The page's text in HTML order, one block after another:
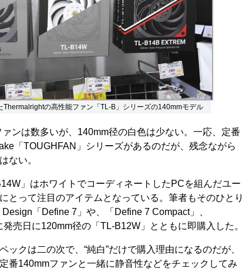
Thermalrightの高性能ファン「TL-B」シリーズの140mmモデル
ンは数多いが、140mm径の白色は少ない。一応、定番
「TOUGHFAN」シリーズがあるのだが、残念ながら
ない。
」はホワイトでコーディネートしたPCを組んだユー
とって注目のアイテムとなっている。筆者もそのひとり
「Define 7」や、「Define 7 Compact」、
売日に120mm径の「TL-B12W」とともに即購入した。
クは二の次で、“純白”だけで購入理由になるのだが、
番140mmファンと一緒に静音性などをチェックしてみ